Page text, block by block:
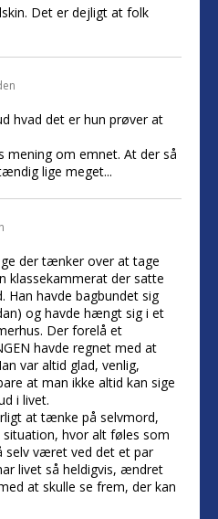
Det er dejligt at folk
hvad det er hun prøver at
mening om emnet. At der så
lige meget...
der tænker over at tage
klassekammerat der satte
Han havde bagbundet sig
og havde hængt sig i et
Der forelå et
havde regnet med at
var altid glad, venlig,
at man ikke altid kan sige
i livet.
at tænke på selvmord,
hvor alt føles som
selv været ved det et par
livet så heldigvis, ændret
at skulle se frem, der kan